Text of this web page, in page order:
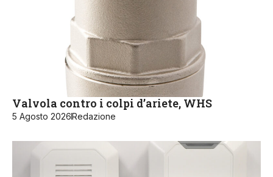
Valvola contro i colpi d’ariete, WHS
5 Agosto 2026Redazione